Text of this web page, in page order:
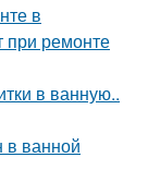
в
при ремонте
в ванную..
в ванной